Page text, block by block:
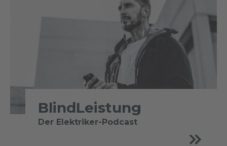
BlindLeistung
Der Elektriker-Podcast